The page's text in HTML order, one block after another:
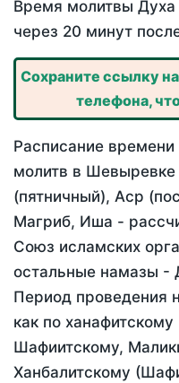
Время молитвы
через 20 минут
Сохраните ссылку
телефона,
Расписание
молитв в
(пятничный), Аср
Магриб, Иша -
Союз исламских
остальные намазы -
Период проведения
как по
Шафиитскому,
Ханбалитскому